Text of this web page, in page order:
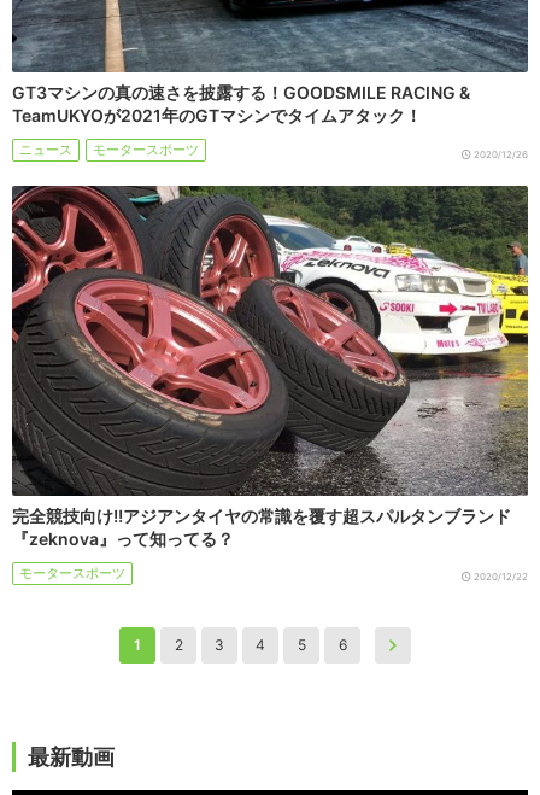
GT3マシンの真の速さを披露する！GOODSMILE RACING &
TeamUKYOが2021年のGTマシンでタイムアタック！
ニュース モータースポーツ 2020/12/26
完全競技向け!!アジアンタイヤの常識を覆す超スパルタンブランド
『zeknova』って知ってる？
モータースポーツ 2020/12/22
1 2 3 4 5 6
最新動画